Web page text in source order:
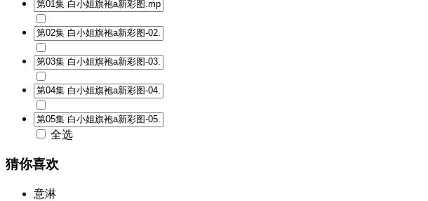
全选
猜你喜欢
意淋